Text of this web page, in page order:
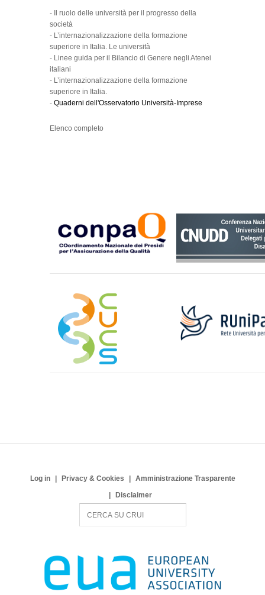
-
Il ruolo delle università per il progresso della
società
- L’internazionalizzazione della formazione
superiore in Italia. Le università
- Linee guida per il Bilancio di Genere negli Atenei
italiani
- L’internazionalizzazione della formazione
superiore in Italia.
- Quaderni dell'Osservatorio Università-Imprese
Elenco completo
Log in Privacy & Cookies
Amministrazione Trasparente
Disclaimer
c